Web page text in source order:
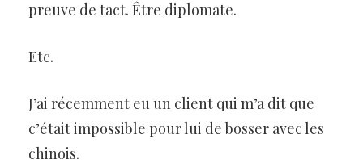
preuve de tact. Être diplomate.
Etc.
J’ai récemment eu un client qui m’a dit que
c’était impossible pour lui de bosser avec les
chinois.